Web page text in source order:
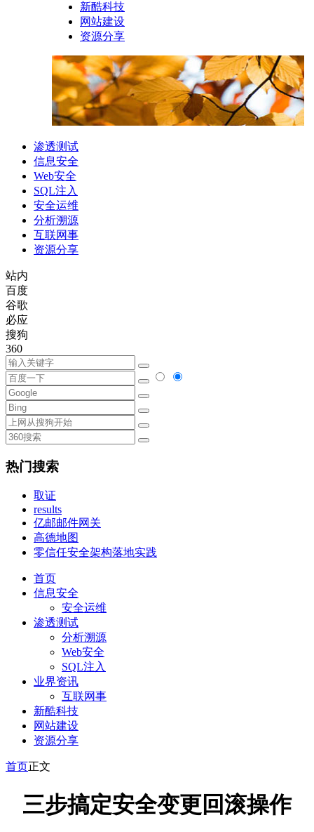
新酷科技
网站建设
资源分享
渗透测试
信息安全
Web安全
SQL注入
安全运维
分析溯源
互联网事
资源分享
站内
百度
谷歌
必应
搜狗
360
热门搜索
取证
results
亿邮邮件网关
高德地图
零信任安全架构落地实践
首页
信息安全
安全运维
渗透测试
分析溯源
Web安全
SQL注入
业界资讯
互联网事
新酷科技
网站建设
资源分享
首页正文
三步搞定安全变更回滚操作